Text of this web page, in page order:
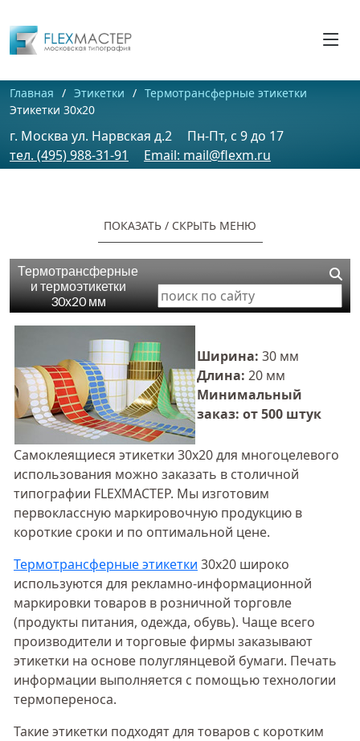
Главная Этикетки
Термотрансферные этикетки
Этикетки 30х20
г. Москва ул. Нарвская д.2
Пн-Пт, c 9 до 17
тел. (495) 988-31-91
Email: mail@flexm.ru
ПОКАЗАТЬ / CКРЫТЬ МЕНЮ
Термотрансферные
и термоэтикетки
30х20 мм
Ширина: 30 мм
Длина: 20 мм
Минимальный
заказ: от 500 штук
Самоклеящиеся этикетки 30х20 для многоцелевого
использования можно заказать в столичной
типографии FLEXМАСТЕР. Мы изготовим
первоклассную маркировочную продукцию в
короткие сроки и по оптимальной цене.
Термотрансферные этикетки 30х20 широко
используются для рекламно-информационной
маркировки товаров в розничной торговле
(продукты питания, одежда, обувь). Чаще всего
производители и торговые фирмы заказывают
этикетки на основе полуглянцевой бумаги. Печать
информации выполняется с помощью технологии
термопереноса.
Такие этикетки подходят для товаров с коротким